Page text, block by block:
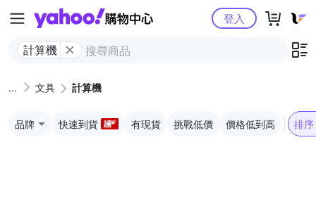
Yahoo購物中心
計算機
登入
文具 計算機
品牌 快速到貨 有現貨 挑戰低價 價格低到高 排序